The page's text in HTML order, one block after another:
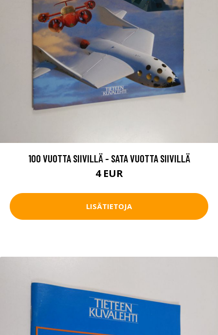
100 VUOTTA SIIVILLÄ - SATA VUOTTA SIIVILLÄ
4 EUR
LISÄTIETOJA